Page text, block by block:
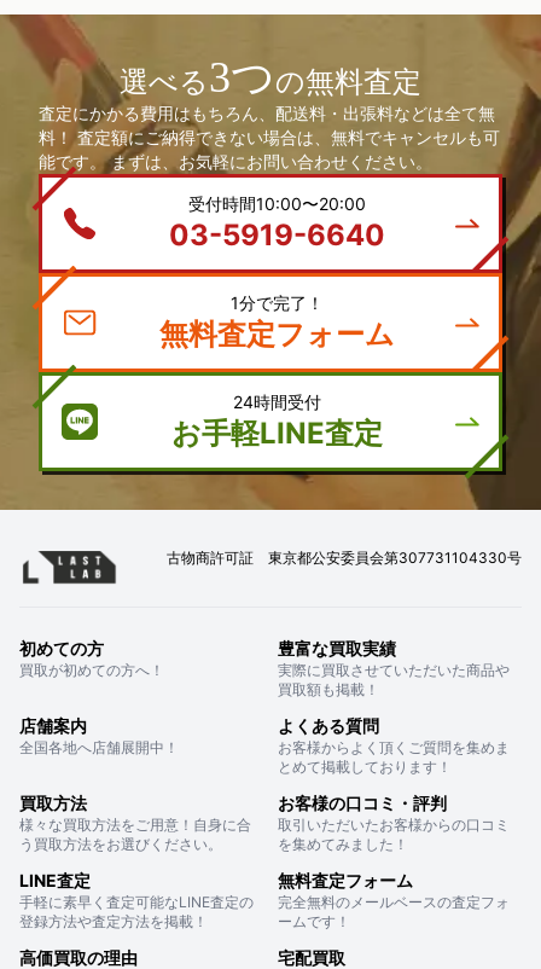
選べる3つの無料査定
査定にかかる費用はもちろん、配送料・出張料などは全て無
料！ 査定額にご納得できない場合は、無料でキャンセルも可
能です。 まずは、お気軽にお問い合わせください。
受付時間10:00〜20:00
03-5919-6640
1分で完了！
無料査定フォーム
24時間受付
お手軽LINE査定
古物商許可証 東京都公安委員会第307731104330号
初めての方
買取が初めての方へ！
豊富な買取実績
実際に買取させていただいた商品や
買取額も掲載！
店舗案内
全国各地へ店舗展開中！
よくある質問
お客様からよく頂くご質問を集めま
とめて掲載しております！
買取方法
様々な買取方法をご用意！自身に合
う買取方法をお選びください。
お客様の口コミ・評判
取引いただいたお客様からの口コミ
を集めてみました！
LINE査定
手軽に素早く査定可能なLINE査定の
登録方法や査定方法を掲載！
無料査定フォーム
完全無料のメールベースの査定フォ
ームです！
高価買取の理由 宅配買取